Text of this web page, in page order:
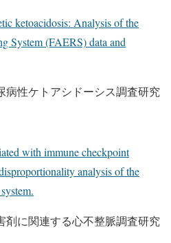
ketoacidosis: Analysis of the
System (FAERS) data and
病性ケトアシドーシス調査研究
with immune checkpoint
analysis of the
剤に関連する心不整脈調査研究